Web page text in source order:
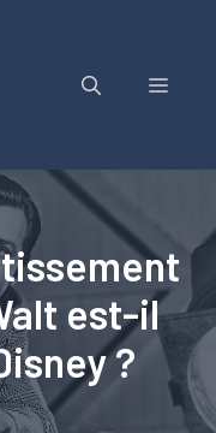
Menu
est-il
?